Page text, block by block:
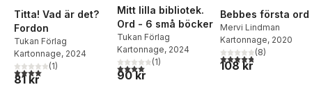
Titta! Vad är det?
Fordon
Tukan Förlag
Kartonnage, 2024
4,0utav 5 stjärnor. Totalt antal röster:
(1)
81 kr
Mitt lilla bibliotek.
Ord - 6 små böcker
Tukan Förlag
Kartonnage, 2024
4,0utav 5 stjärnor. Totalt antal röster:
(1)
90 kr
Bebbes första ord
Mervi Lindman
Kartonnage, 2020
4,8utav 5 stjärnor.
(8)
108 kr